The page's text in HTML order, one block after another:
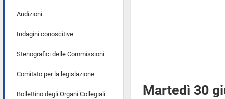
Audizioni
Indagini conoscitive
Stenografici delle Commissioni
Comitato per la legislazione
Bollettino degli Organi Collegiali Martedì 30